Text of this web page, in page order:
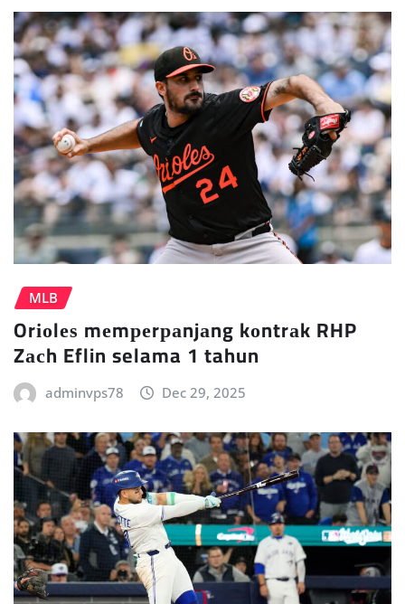
MLB
Orіоlеѕ mеmреrраnjаng kоntrаk RHP
Zасh Eflin selama 1 tahun
adminvps78 Dec 29, 2025